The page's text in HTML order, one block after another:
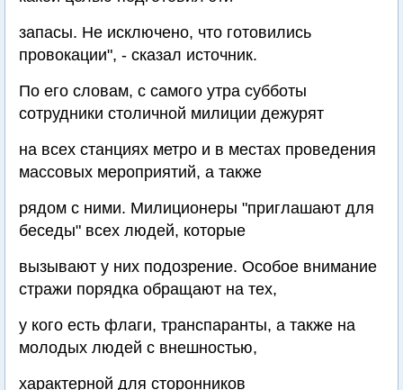
запасы. Не исключено, что готовились
провокации", - сказал источник.
По его словам, с самого утра субботы
сотрудники столичной милиции дежурят
на всех станциях метро и в местах проведения
массовых мероприятий, а также
рядом с ними. Милиционеры "приглашают для
беседы" всех людей, которые
вызывают у них подозрение. Особое внимание
стражи порядка обращают на тех,
у кого есть флаги, транспаранты, а также на
молодых людей с внешностью,
характерной для сторонников